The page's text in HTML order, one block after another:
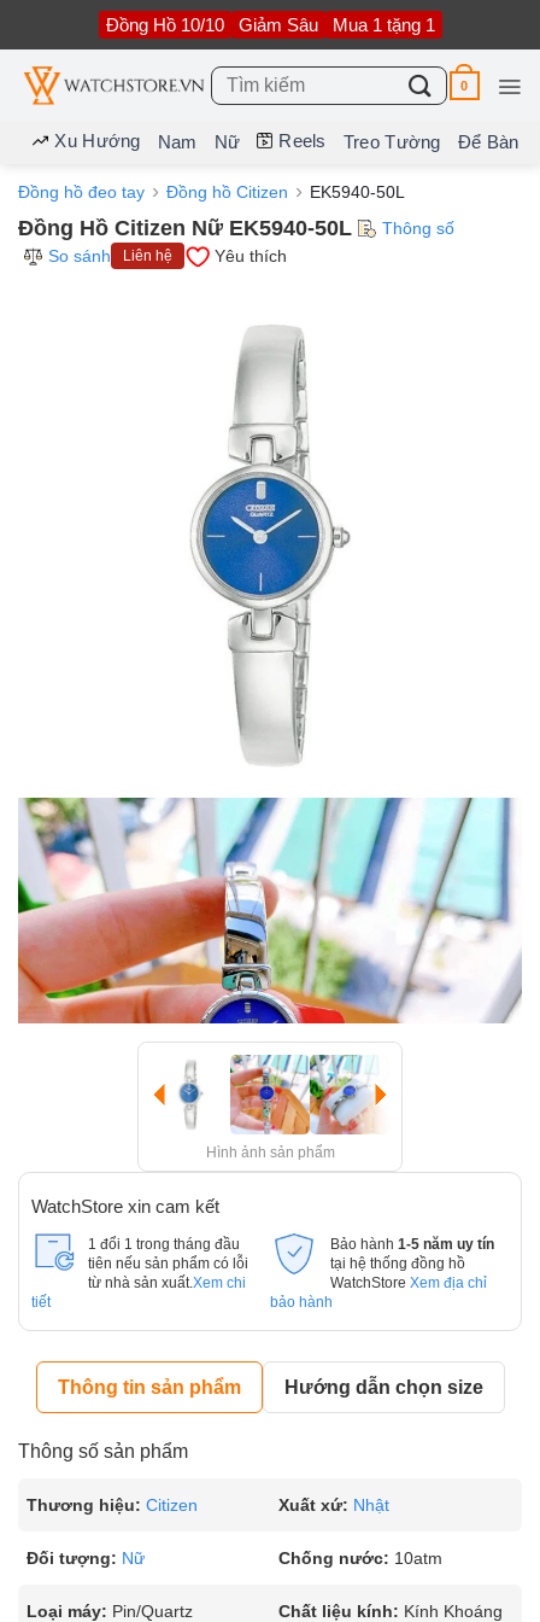
nội
dung
Đồng Hồ 10/10 Giảm Sâu Mua 1 tặng 1
Tìm
kiếm:
0
Xu Hướng Nam Nữ Reels Treo Tường Để Bàn
Đồng hồ đeo tay Đồng hồ Citizen EK5940-50L
Đồng Hồ Citizen Nữ EK5940-50L
Thông số
So sánh
Liên hệ Yêu thích
Hình ảnh sản phẩm
WatchStore xin cam kết
1 đổi 1 trong tháng đầu
tiên nếu sản phẩm có lỗi
từ nhà sản xuất. Xem chi
tiết
Bảo hành 1-5 năm uy tín
tại hệ thống đồng hồ
WatchStore Xem địa chỉ
bảo hành
Thông tin sản phẩm Hướng dẫn chọn size
Thông số sản phẩm
Thương hiệu: Citizen Xuất xứ: Nhật
Đối tượng: Nữ Chống nước: 10atm
Loại máy: Pin/Quartz Chất liệu kính: Kính Khoáng